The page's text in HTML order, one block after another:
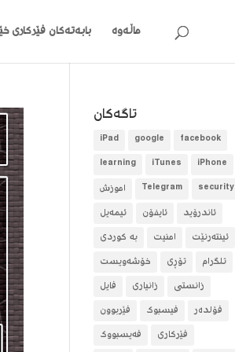
ماڵەوە بابەتەکان فێرکاری
تاگه‌كان
facebook
google
iPad
iPhone
iTunes
learning
security
Telegram
آموزش
ئاندرۆید
ئایفۆن
ئیمەیل
ئینتەرنێت
امنیت
بە کوردی
تلگرام
تۆڕی
خۆشەویست
زانستی
زانیاری
فایل
فۆلده‌ر
فیسبوک
فێربوون
فێرکاری
فەیسبووک